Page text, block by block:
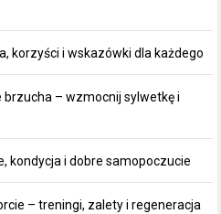
korzyści i wskazówki dla każdego
brzucha – wzmocnij sylwetkę i
kondycja i dobre samopoczucie
– treningi, zalety i regeneracja